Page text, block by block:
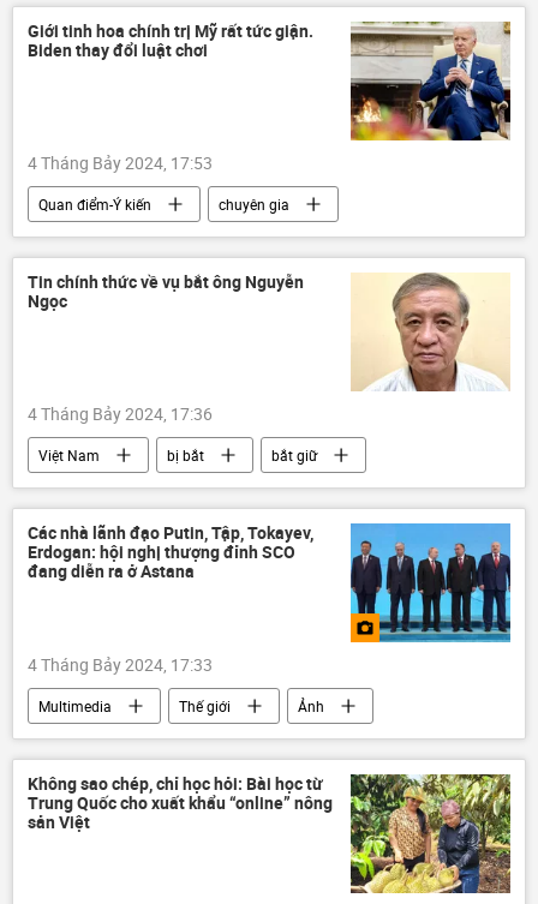
Thế giới
Chính trị
thông tin
phương Tây
Emmanuel Macron
Giới tinh hoa chính trị Mỹ rất tức giận.
Biden thay đổi luật chơi
4 Tháng Bảy 2024, 17:53
Quan điểm-Ý kiến
chuyên gia
Hoa Kỳ
Joe Biden
bầu cử
bầu cử Tổng thống Hoa Kỳ
Thế giới
Chính trị
Tin chính thức về vụ bắt ông Nguyễn
Ngọc
4 Tháng Bảy 2024, 17:36
Việt Nam bị bắt
bắt giữ
cảnh sát
Cảnh sát Việt Nam
Pháp luật
thông tin Bình Thuận
Các nhà lãnh đạo Putin, Tập, Tokayev,
Erdogan: hội nghị thượng đỉnh SCO
đang diễn ra ở Astana
4 Tháng Bảy 2024, 17:33
Multimedia Thế giới
Ảnh
Nga
Astana
Tổ chức hợp tác Thượng Hải (SCO)
Trung Quốc
Kazakhstan
Không sao chép, chỉ học hỏi: Bài học từ
Trung Quốc cho xuất khẩu “online” nông
sản Việt